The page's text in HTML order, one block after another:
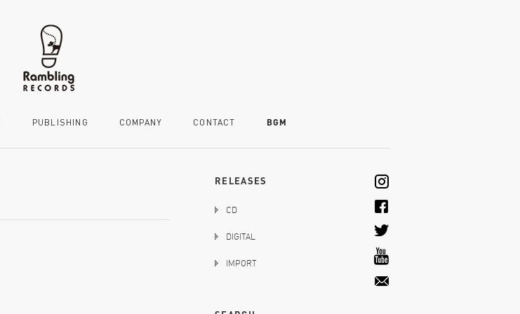
PUBLISHING COMPANY CONTACT BGM
RELEASES
CD
DIGITAL
IMPORT